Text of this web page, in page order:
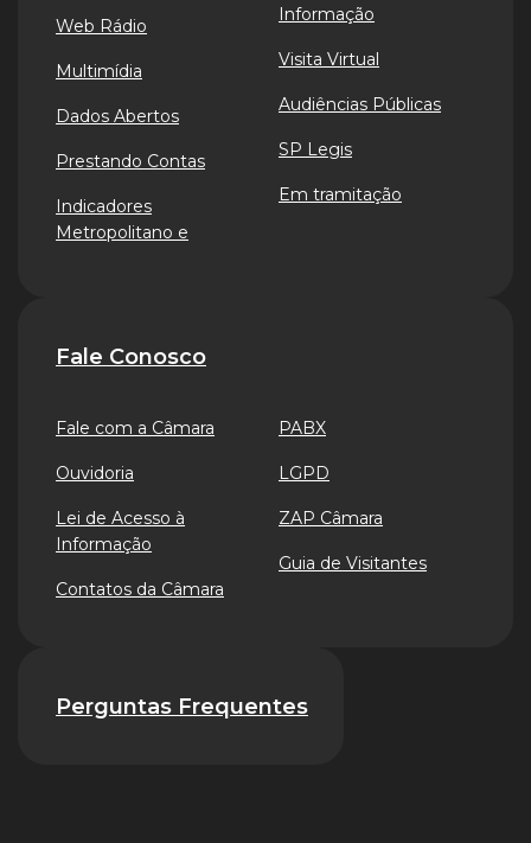
Web Rádio
Multimídia
Dados Abertos
Prestando Contas
Indicadores
Metropolitano e
Informação
Visita Virtual
Audiências Públicas
SP Legis
Em tramitação
Fale Conosco
Fale com a Câmara
Ouvidoria
Lei de Acesso à
Informação
Contatos da Câmara
PABX
LGPD
ZAP Câmara
Guia de Visitantes
Perguntas Frequentes